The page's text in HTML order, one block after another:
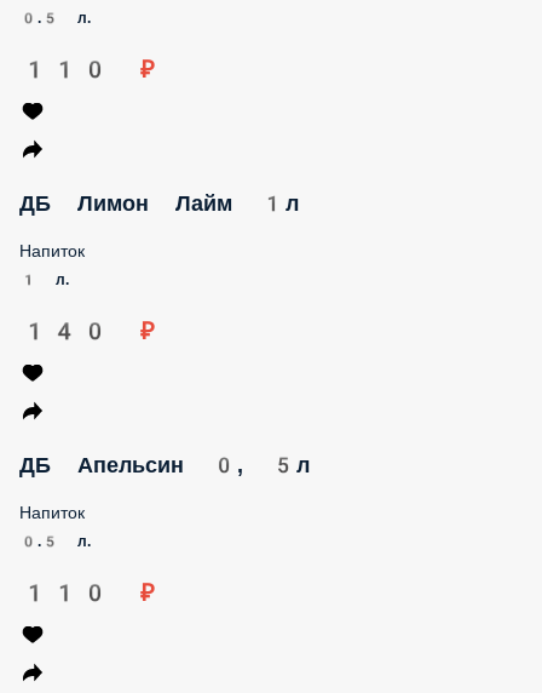
0.5 л.
110 ₽
ДБ Лимон Лайм 1л
Напиток
1 л.
140 ₽
ДБ Апельсин 0, 5л
Напиток
0.5 л.
110 ₽